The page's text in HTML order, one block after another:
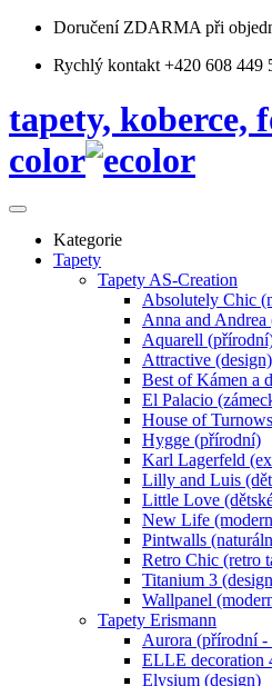
Doručení ZDARMA při
Rychlý kontakt +420 608 449
tapety, koberce,
color
Kategorie
Tapety
Tapety AS-Creation
Absolutely Chic
Anna and Andrea
Aquarell
Attractive (design)
Best of Kámen a
El Palacio
House of
Hygge (přírodní)
Karl Lagerfeld
Lilly and Luis
Little Love
New Life
Pintwalls
Retro Chic (retro
Titanium 3
Wallpanel
Tapety Erismann
Aurora (přírodní -
ELLE decoration
Elysium (design)